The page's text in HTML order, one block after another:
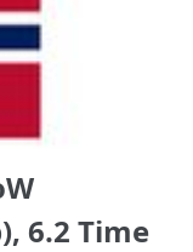
6.2 Time